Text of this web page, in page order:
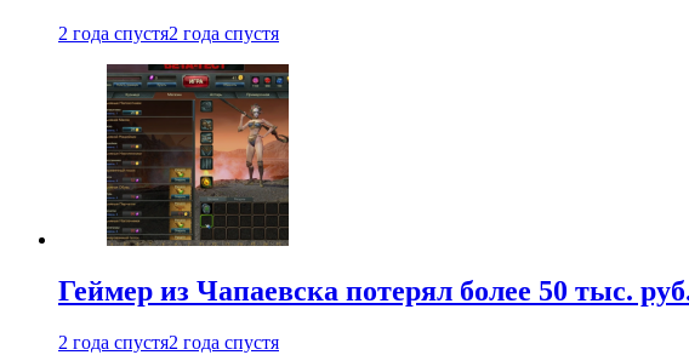
2 года спустя2 года спустя
Геймер из Чапаевска потерял более 50 тыс.
2 года спустя2 года спустя